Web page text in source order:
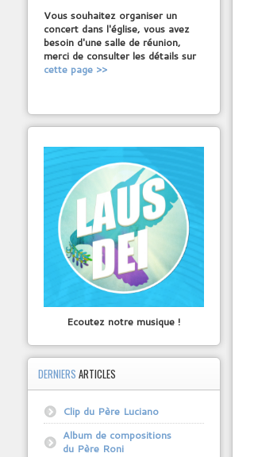
Vous souhaitez organiser un
concert dans l'église, vous avez
besoin d'une salle de réunion,
merci de consulter les détails sur
cette page >>
Ecoutez notre musique !
DERNIERS ARTICLES
Clip du Père Luciano
Album de compositions
du Père Roni